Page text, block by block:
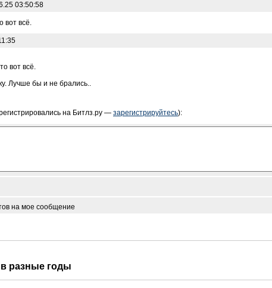
03:50:58
вот всё.
вот всё.
Лучше бы и не брались..
на Битлз.ру — зарегистрируйтесь):
на мое сообщение
в разные годы